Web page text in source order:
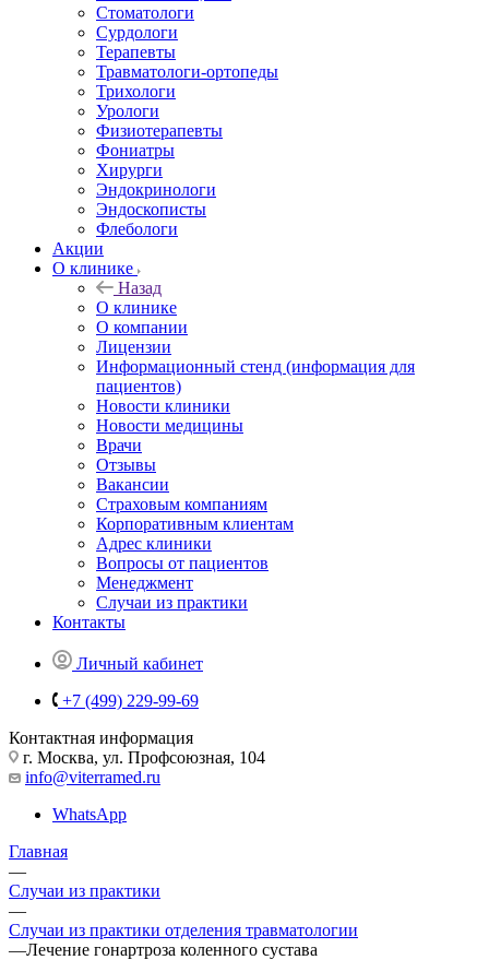
Стоматологи
Сурдологи
Терапевты
Травматологи-ортопеды
Трихологи
Урологи
Физиотерапевты
Фониатры
Хирурги
Эндокринологи
Эндоскописты
Флебологи
Акции
О клинике
Назад
О клинике
О компании
Лицензии
Информационный стенд (информация для
пациентов)
Новости клиники
Новости медицины
Врачи
Отзывы
Вакансии
Страховым компаниям
Корпоративным клиентам
Адрес клиники
Вопросы от пациентов
Менеджмент
Случаи из практики
Контакты
Личный кабинет
+7 (499) 229-99-69
Контактная информация
г. Москва, ул. Профсоюзная, 104
info@viterramed.ru
WhatsApp
Главная
—
Случаи из практики
—
Случаи из практики отделения травматологии
—Лечение гонартроза коленного сустава